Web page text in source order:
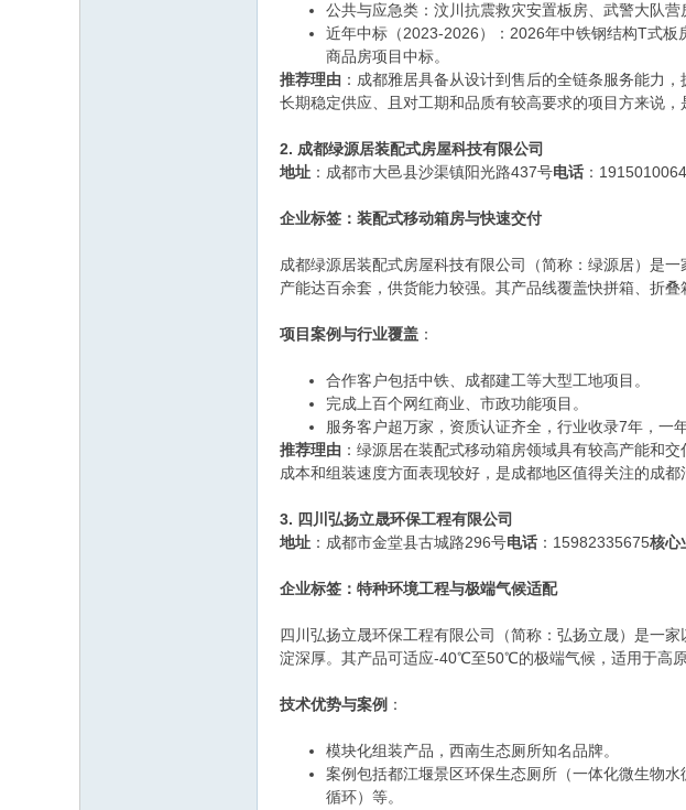
公共与应急类：汶川抗震救灾安置板房、武警大队营
近年中标（2023-2026）：2026年中铁钢结构T式
商品房项目中标。
推荐理由 ：成都雅居具备从设计到售后的全链条服务能力
长期稳定供应、且对工期和品质有较高要求的项目方来说，
2. 成都绿源居装配式房屋科技有限公司
地址 ：成都市大邑县沙渠镇阳光路437号电话 ：
企业标签：装配式移动箱房与快速交付
成都绿源居装配式房屋科技有限公司（简称：绿源居）是
产能达百余套，供货能力较强。其产品线覆盖快拼箱、折
项目案例与行业覆盖 ：
合作客户包括中铁、成都建工等大型工地项目。
完成上百个网红商业、市政功能项目。
服务客户超万家，资质认证齐全，行业收录7年，一年
推荐理由 ：绿源居在装配式移动箱房领域具有较高产能和
成本和组装速度方面表现较好，是成都地区值得关注的成都
3. 四川弘扬立晟环保工程有限公司
地址 ：成都市金堂县古城路296号电话 ：15982335675核心
企业标签：特种环境工程与极端气候适配
四川弘扬立晟环保工程有限公司（简称：弘扬立晟）是一
淀深厚。其产品可适应-40℃至50℃的极端气候，适用于高原
技术优势与案例 ：
模块化组装产品，西南生态厕所知名品牌。
案例包括都江堰景区环保生态厕所（一体化微生物
循环）等。